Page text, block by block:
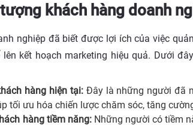
khách hàng doanh
nghiệp đã biết được lợi ích của việc
kết hoạch marketing hiệu quả. Dưới
hàng hiện tại:Đây là những người đã
tối ưu hóa chiến lược chăm sóc, tăng
hàng tiềm năng:Những người có tiềm